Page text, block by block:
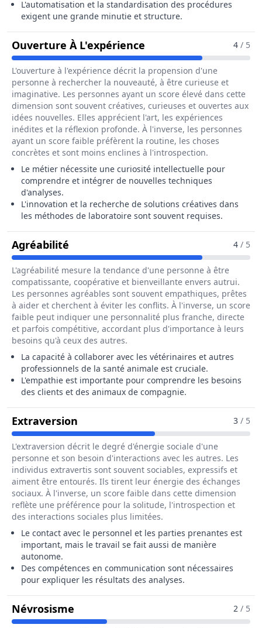
L'automatisation et la standardisation des procédures
exigent une grande minutie et structure.
Ouverture À L'expérience Pour Le Métier De
4 / 5
L'ouverture à l'expérience décrit la propension d'une
personne à rechercher la nouveauté, à être curieuse et
imaginative. Les personnes ayant un score élevé dans cette
dimension sont souvent créatives, curieuses et ouvertes aux
idées nouvelles. Elles apprécient l'art, les expériences
inédites et la réflexion profonde. À l'inverse, les personnes
ayant un score faible préfèrent la routine, les choses
concrètes et sont moins enclines à l'introspection.
Le métier nécessite une curiosité intellectuelle pour
comprendre et intégrer de nouvelles techniques
d'analyses.
L'innovation et la recherche de solutions créatives dans
les méthodes de laboratoire sont souvent requises.
Agréabilité Pour Le Métier De Directeur / 4 / 5
L'agréabilité mesure la tendance d'une personne à être
compatissante, coopérative et bienveillante envers autrui.
Les personnes agréables sont souvent empathiques, prêtes
à aider et cherchent à éviter les conflits. À l'inverse, un score
faible peut indiquer une personnalité plus franche, directe
et parfois compétitive, accordant plus d'importance à leurs
besoins qu'à ceux des autres.
La capacité à collaborer avec les vétérinaires et autres
professionnels de la santé animale est cruciale.
L'empathie est importante pour comprendre les besoins
des clients et des animaux de compagnie.
Extraversion Pour Le Métier De Directeur /3 / 5
L'extraversion décrit le degré d'énergie sociale d'une
personne et son besoin d'interactions avec les autres. Les
individus extravertis sont souvent sociables, expressifs et
aiment être entourés. Ils tirent leur énergie des échanges
sociaux. À l'inverse, un score faible dans cette dimension
reflète une préférence pour la solitude, l'introspection et
des interactions sociales plus limitées.
Le contact avec le personnel et les parties prenantes est
important, mais le travail se fait aussi de manière
autonome.
Des compétences en communication sont nécessaires
pour expliquer les résultats des analyses.
Névrosisme Pour Le Métier De Directeur /2 / 5